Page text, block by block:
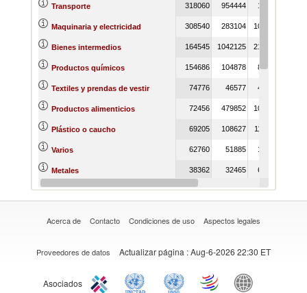
Transporte 318060 954444 14844
Maquinaria y electricidad 308540 283104 107318
Bienes intermedios 164545 1042125 213270
Productos químicos 154686 104878 84235
Textiles y prendas de vestir 74776 46577 46455
Productos alimenticios 72456 479852 104448
Plástico o caucho 69205 108627 113316
Varios 62760 51885 18495
Metales 38362 32465 69549
Madera 29180 39092 24374
Acerca de Contacto Condiciones de uso Aspectos legales
Proveedores de datos Actualizar página : Aug-6-2026 22:30 ET
Asociados